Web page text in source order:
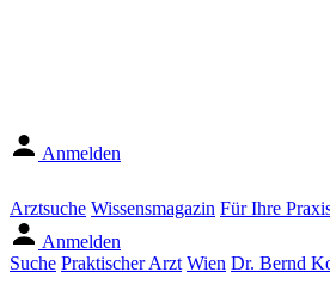
Anmelden
Arztsuche Wissensmagazin Für Ihre
Anmelden
Suche Praktischer Arzt Wien Dr. Bernd